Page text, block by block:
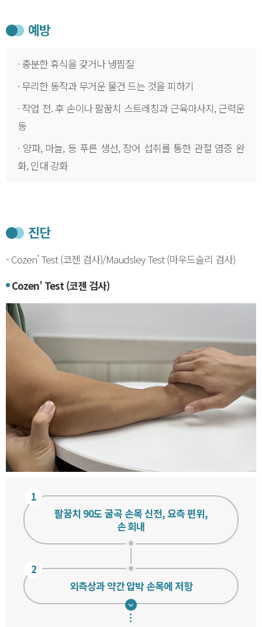
예방
· 충분한 휴식을 갖거나 냉찜질
· 무리한 동작과 무거운 물건 드는 것을 피하기
· 작업 전. 후 손이나 팔꿈치 스트레칭과 근육마사지, 근력운
동
· 양파, 마늘, 등 푸른 생선, 장어 섭취를 통한 관절 염증 완
화, 인대 강화
진단
- Cozen’ Test (코젠 검사)/Maudsley Test (마우드슬리 검사)
Cozen’ Test (코젠 검사)
1
팔꿈치 90도 굴곡 손목 신전, 요측 편위,
손 회내
2
외측상과 약간 압박 손목에 저항